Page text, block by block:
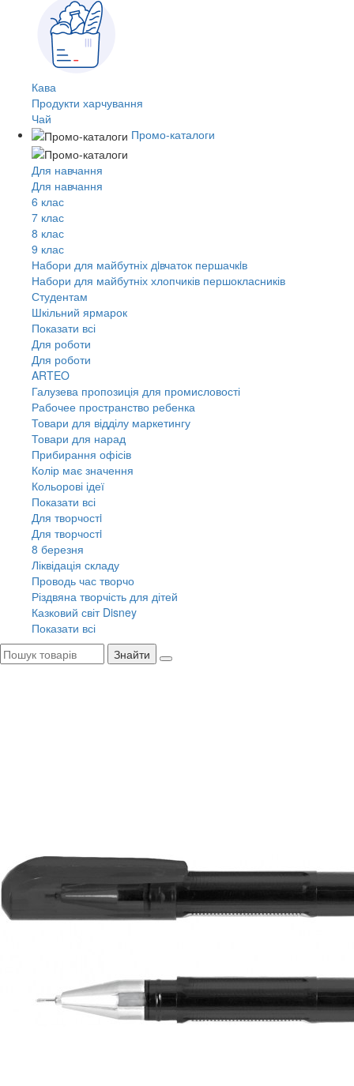
Кава
Продукти харчування
Чай
Промо-каталоги
Для навчання
Для навчання
6 клас
7 клас
8 клас
9 клас
Набори для майбутніх дiвчаток першачкiв
Набори для майбутніх хлопчиків першокласників
Студентам
Шкільний ярмарок
Показати всі
Для роботи
Для роботи
ARTEO
Галузева пропозиція для промисловості
Рабочее пространство ребенка
Товари для відділу маркетингу
Товари для нарад
Прибирання офісів
Колір має значення
Кольорові ідеї
Показати всі
Для творчостi
Для творчостi
8 березня
Ліквідація складу
Проводь час творчо
Різдвяна творчість для дітей
Казковий світ Disney
Показати всі
Знайти